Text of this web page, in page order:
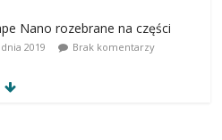
Nano rozebrane na części
2019 Brak komentarzy